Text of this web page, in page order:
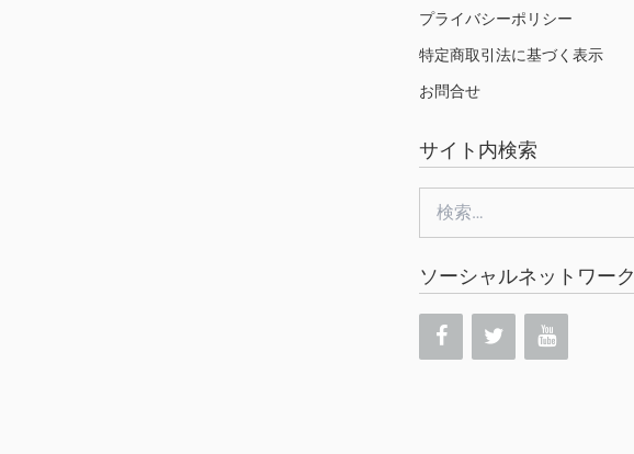
プライバシーポリシー
特定商取引法に基づく表示
お問合せ
サイト内検索
ソーシャルネットワーク